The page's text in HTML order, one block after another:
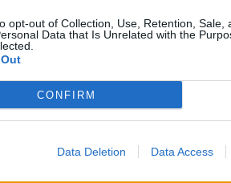
opt-out of Collection, Use, Retention, Sale,
Data that Is Unrelated with the
CONFIRM
Data Deletion Data Access